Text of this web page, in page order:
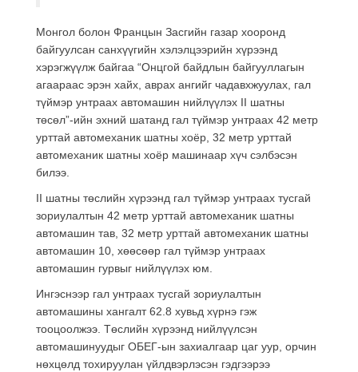
Монгол болон Францын Засгийн газар хооронд
байгуулсан санхүүгийн хэлэлцээрийн хүрээнд
хэрэгжүүлж байгаа “Онцгой байдлын байгууллагын
агаараас эрэн хайх, аврах ангийг чадавхжуулах, гал
түймэр унтраах автомашин нийлүүлэх II шатны
төсөл”-ийн эхний шатанд гал түймэр унтраах 42 метр
урттай автомеханик шатны хоёр, 32 метр урттай
автомеханик шатны хоёр машинаар хүч сэлбэсэн
билээ.
II шатны төслийн хүрээнд гал түймэр унтраах тусгай
зориулалтын 42 метр урттай автомеханик шатны
автомашин тав, 32 метр урттай автомеханик шатны
автомашин 10, хөөсөөр гал түймэр унтраах
автомашин гурвыг нийлүүлэх юм.
Ингэснээр гал унтраах тусгай зориулалтын
автомашины хангалт 62.8 хувьд хүрнэ гэж
тооцоолжээ. Төслийн хүрээнд нийлүүлсэн
автомашинуудыг ОБЕГ-ын захиалгаар цаг уур, орчин
нөхцөлд тохируулан үйлдвэрлэсэн гэдгээрээ